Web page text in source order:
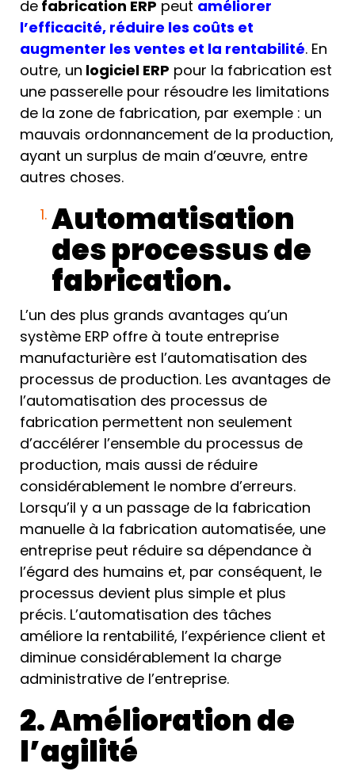
de fabrication ERP peut améliorer
l’efficacité, réduire les coûts et
augmenter les ventes et la rentabilité. En
outre, un logiciel ERP pour la fabrication est
une passerelle pour résoudre les limitations
de la zone de fabrication, par exemple : un
mauvais ordonnancement de la production,
ayant un surplus de main d’œuvre, entre
autres choses.
Automatisation
des processus de
fabrication.
L’un des plus grands avantages qu’un
système ERP offre à toute entreprise
manufacturière est l’automatisation des
processus de production. Les avantages de
l’automatisation des processus de
fabrication permettent non seulement
d’accélérer l’ensemble du processus de
production, mais aussi de réduire
considérablement le nombre d’erreurs.
Lorsqu’il y a un passage de la fabrication
manuelle à la fabrication automatisée, une
entreprise peut réduire sa dépendance à
l’égard des humains et, par conséquent, le
processus devient plus simple et plus
précis. L’automatisation des tâches
améliore la rentabilité, l’expérience client et
diminue considérablement la charge
administrative de l’entreprise.
2. Amélioration de
l’agilité